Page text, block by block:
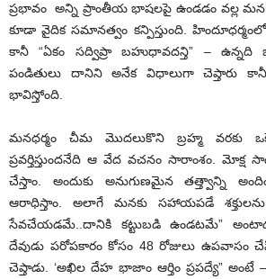
ప్రభావం అన్ని ప్రాంతీయ భాషలపై ఉండడం వల్ల మన
కూడా వైదిక సమానత్వం కన్పిస్తుంది.
కానీ “ఏకం సద్విప్రా బహుధావదన్తి” – ఉన్నది
పండితులు దానిని అనేక విధాలుగా చెప్తారు
భావిస్తోంది.
మనధర్మం చీమ మొదలుకొని బ్రహ్మ వరకు ఒకే
ప్రవర్తిస్తుందనేది ఆ వేద వచనం సారాంశం. మోక్ష
చేస్తాం. అందుకు అనుగుణమైన తత్త్వాన్ని
ఆరాధిస్తాం. అలాగే మనకు సహాయపడే
సేవచేయడమే..దానికి కట్టుబడి ఉండటమే”
దేవుడు పరోపకారం కోసం 48 రోజులు
చెప్తాడు. ‘అఖిల దేహ భాజాం ఆర్తిం ప్రపద్యే” అంటే